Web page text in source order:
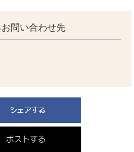
問い合わせ先